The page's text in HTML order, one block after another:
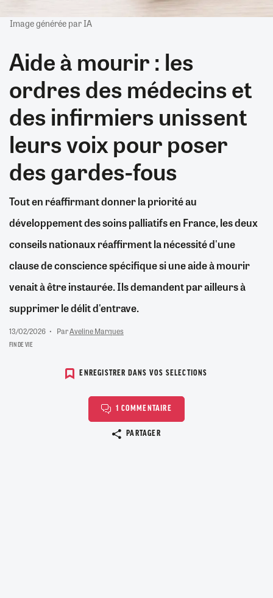
Image générée par IA
Aide à mourir : les
ordres des médecins et
des infirmiers unissent
leurs voix pour poser
des gardes-fous
Tout en réaffirmant donner la priorité au
développement des soins palliatifs en France, les deux
conseils nationaux réaffirment la nécessité d'une
clause de conscience spécifique si une aide à mourir
venait à être instaurée. Ils demandent par ailleurs à
supprimer le délit d'entrave.
13/02/2026 ParAveline Marques
FIN DE VIE
ENREGISTRER DANS VOS SELECTIONS
1 COMMENTAIRE
PARTAGER